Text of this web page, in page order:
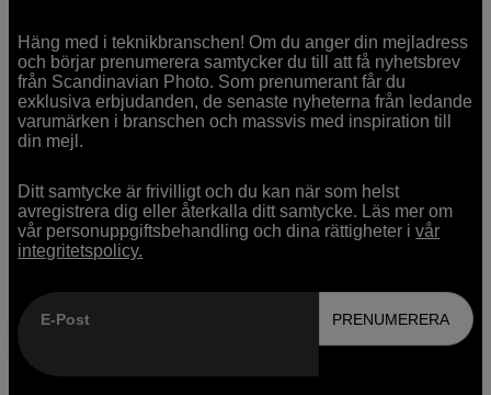
Häng med i teknikbranschen! Om du anger din mejladress
och börjar prenumerera samtycker du till att få nyhetsbrev
från Scandinavian Photo. Som prenumerant får du
exklusiva erbjudanden, de senaste nyheterna från ledande
varumärken i branschen och massvis med inspiration till
din mejl.
Ditt samtycke är frivilligt och du kan när som helst
avregistrera dig eller återkalla ditt samtycke. Läs mer om
vår personuppgiftsbehandling och dina rättigheter ivår
integritetspolicy.
E-Post PRENUMERERA